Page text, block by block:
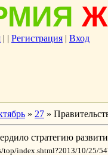
| | Регистрация | Вход
» 27 »
стратегию
top/index.shtml?2013/10/25/